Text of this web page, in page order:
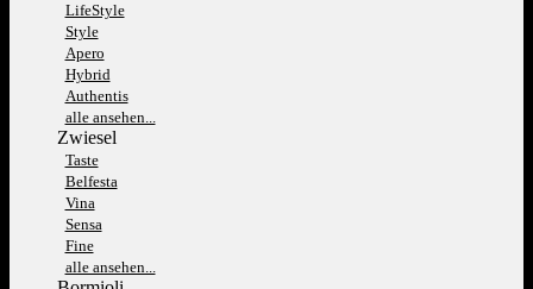
LifeStyle
Style
Apero
Hybrid
Authentis
alle ansehen...
Zwiesel
Taste
Belfesta
Vina
Sensa
Fine
alle ansehen...